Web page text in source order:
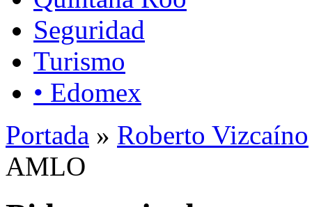
Seguridad
Turismo
• Edomex
Portada » Roberto Vizcaíno
AMLO